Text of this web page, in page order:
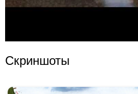
Скриншоты